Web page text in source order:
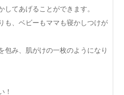
てあげることができます。
も、ベビーもママも寝かしつけが
包み、肌がけの一枚のようになり
！